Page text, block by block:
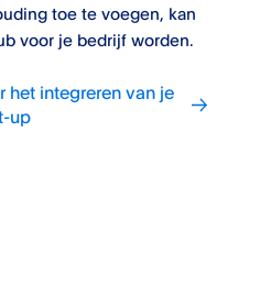
toe te voegen, kan
voor je bedrijf worden.
het integreren van je
up